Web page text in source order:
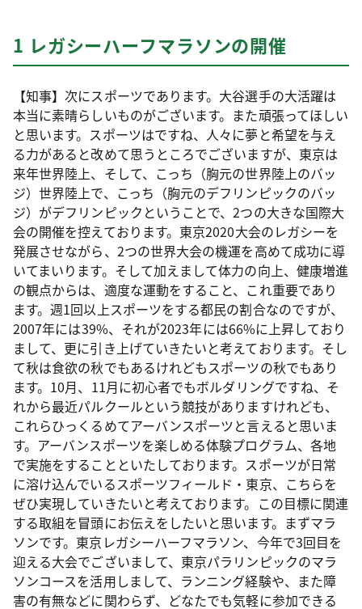
1 レガシーハーフマラソンの開催
【知事】次にスポーツであります。大谷選手の大活躍は
本当に素晴らしいものがございます。また頑張ってほしい
と思います。スポーツはですね、人々に夢と希望を与え
る力があると改めて思うところでございますが、東京は
来年世界陸上、そして、こっち（胸元の世界陸上のバッ
ジ）世界陸上で、こっち（胸元のデフリンピックのバッ
ジ）がデフリンピックということで、2つの大きな国際大
会の開催を控えております。東京2020大会のレガシーを
発展させながら、2つの世界大会の機運を高めて成功に導
いてまいります。そして加えまして体力の向上、健康増進
の観点からは、適度な運動をすること、これ重要であり
ます。週1回以上スポーツをする都民の割合なのですが、
2007年には39%、それが2023年には66%に上昇しており
まして、更に引き上げていきたいと考えております。そし
て秋は食欲の秋でもあるけれどもスポーツの秋でもあり
ます。10月、11月に初心者でもボルダリングですね、そ
れから最近パルクールという競技がありますけれども、
これらひっくるめてアーバンスポーツと言えると思いま
す。アーバンスポーツを楽しめる体験プログラム、各地
で実施をすることといたしております。スポーツが日常
に溶け込んでいるスポーツフィールド・東京、こちらを
ぜひ実現していきたいと考えております。この目標に関連
する取組を冒頭にお伝えをしたいと思います。まずマラ
ソンです。東京レガシーハーフマラソン、今年で3回目を
迎える大会でございまして、東京パラリンピックのマラ
ソンコースを活用しまして、ランニング経験や、また障
害の有無などに関わらず、どなたでも気軽に参加できる